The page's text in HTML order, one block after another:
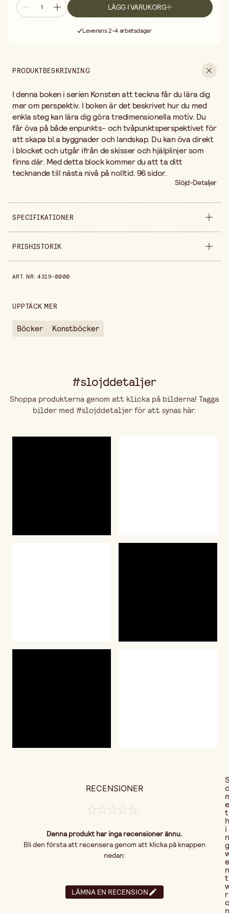
LÄGG I VARUKORG
Leverans 2-4 arbetsdagar
PRODUKTBESKRIVNING
I denna boken i serien Konsten att teckna får du lära dig
mer om perspektiv. I boken är det beskrivet hur du med
enkla steg kan lära dig göra tredimensionella motiv. Du
får öva på både enpunkts- och tvåpunktsperspektivet för
att skapa bl.a byggnader och landskap. Du kan öva direkt
i blocket och utgår ifrån de skisser och hjälplinjer som
finns där. Med detta block kommer du att ta ditt
tecknande till nästa nivå på nolltid. 96 sidor.
Slöjd-Detaljer
SPECIFIKATIONER
Säljs i styck
PRISHISTORIK
ART. NR:4319-0000
UPPTÄCK MER
Böcker Konstböcker
#slojddetaljer
Shoppa produkterna genom att klicka på bilderna! Tagga
bilder med #slojddetaljer för att synas här.
RECENSIONER
Denna produkt har inga recensioner ännu.
Bli den första att recensera genom att klicka på knappen
nedan:
LÄMNA EN RECENSION
e
t
h
i
n
g
e
n
t
r
n